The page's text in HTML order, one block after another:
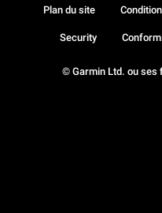
© Garmin Ltd. ou ses
Plan du site
Security